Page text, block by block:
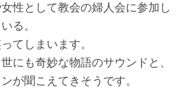
性として教会の婦人会に参加し
る。
てしまいます。
にも奇妙な物語のサウンドと、
が聞こえてきそうです。